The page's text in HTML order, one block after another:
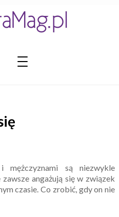
mężczyznami są niezwykle
angażują się w związek
czasie. Co zrobić, gdy on nie